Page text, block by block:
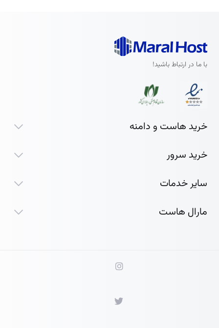
با ما در ارتباط باشید!
خرید هاست و دامنه
خرید سرور
سایر خدمات
مارال هاست